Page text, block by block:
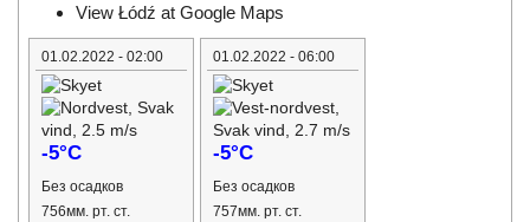
View Łódź at Google Maps
01.02.2022 - 02:00
-5°C
Без осадков
756мм. рт. ст.
01.02.2022 - 06:00
-5°C
Без осадков
757мм. рт. ст.